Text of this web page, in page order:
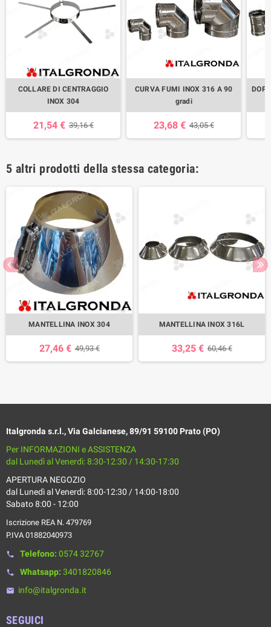
COLLARE DI CENTRAGGIO
INOX 304
21,54 € 39,16 €
CURVA FUMI INOX 316 A 90
gradi
23,68 € 43,05 €
5 altri prodotti della stessa categoria:
MANTELLINA INOX 304
27,46 € 49,93 €
MANTELLINA INOX 316L
33,25 € 60,46 €
Italgronda s.r.l., Via Galcianese, 89/91 59100 Prato (PO)
Per INFORMAZIONI e ASSISTENZA
dal Lunedì al Venerdì: 8:30-12:30 / 14:30-17:30
APERTURA NEGOZIO
dal Lunedì al Venerdì: 8:00-12:30 / 14:00-18:00
Sabato 8:00 - 12:00
Iscrizione REA N. 479769
P.IVA 01882040973
phone Telefono: 0574 32767
phone Whatsapp: 3401820846
email info@italgronda.it
SEGUICI